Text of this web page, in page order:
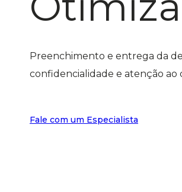
Preenchimento e entrega da
confidencialidade e atenção ao
Fale com um Especialista